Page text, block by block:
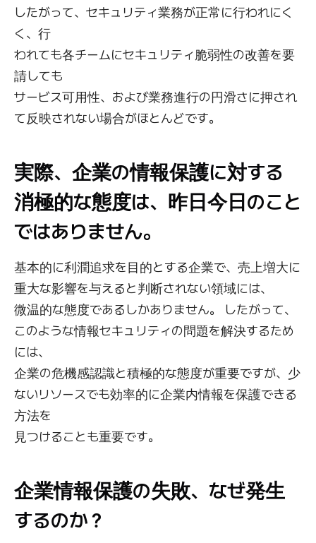
したがって、セキュリティ業務が正常に行われにく
く、行
われても各チームにセキュリティ脆弱性の改善を要
請しても
サービス可用性、および業務進行の円滑さに押され
て反映されない場合がほとんどです。
実際、企業の情報保護に対する
消極的な態度は、昨日今日のこと
ではありません。
基本的に利潤追求を目的とする企業で、売上増大に
重大な影響を与えると判断されない領域には、
微温的な態度であるしかありません。 したがって、
このような情報セキュリティの問題を解決するため
には、
企業の危機感認識と積極的な態度が重要ですが、少
ないリソースでも効率的に企業内情報を保護できる
方法を
見つけることも重要です。
企業情報保護の失敗、なぜ発生
するのか？